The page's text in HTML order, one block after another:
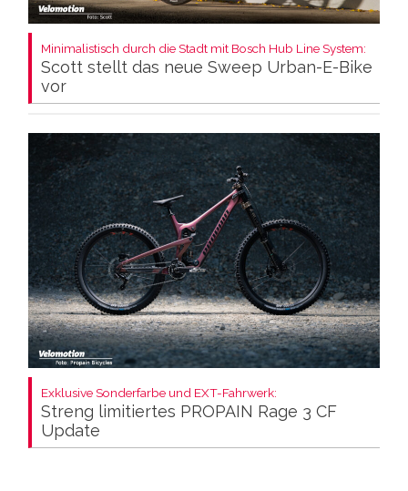
Minimalistisch durch die Stadt mit Bosch Hub Line System:
Scott stellt das neue Sweep Urban-E-Bike
vor
Exklusive Sonderfarbe und EXT-Fahrwerk:
Streng limitiertes PROPAIN Rage 3 CF
Update